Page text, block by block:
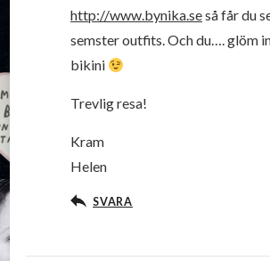
http://www.bynika.seså får du
semster outfits. Och du…. glöm
bikini
Trevlig resa!
Kram
Helen
SVARA